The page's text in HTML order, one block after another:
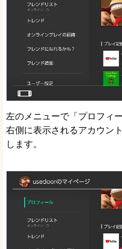
左のメニューで「プロフィ
右側に表示されるアカウン
します。